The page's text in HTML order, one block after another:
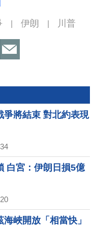
伊朗 川普
爭將結束 對北約表現
白宮：伊朗日損5億
峽開放「相當快」